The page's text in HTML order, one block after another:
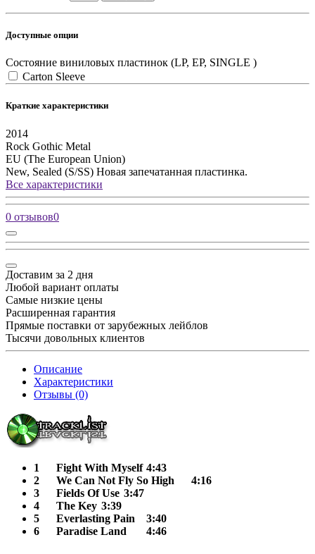
Доступные опции
Состояние виниловых пластинок (LP, EP, SINGLE )
Carton Sleeve
Краткие характеристики
2014
Rock Gothic Metal
EU (The European Union)
New, Sealed (S/SS) Новая запечатанная пластинка.
Все характеристики
0 отзывов0
Доставим за 2 дня
Любой вариант оплаты
Самые низкие цены
Расширенная гарантия
Прямые поставки от зарубежных лейблов
Тысячи довольных клиентов
Описание
Характеристики
Отзывы (0)
1 Fight With Myself 4:43
2
We Can Not Fly So High
4:16
3
Fields Of Use 3:47
4
The Key 3:39
5
Everlasting Pain
3:40
6
Paradise Land 4:46